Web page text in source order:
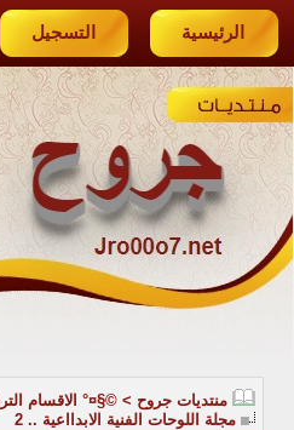
الرئيسية التسجيل
منتديات جروح > ©§¤° الاقسام
مجلة اللوحات الفنية الابدااعية .. 2